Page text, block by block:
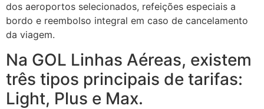
dos aeroportos selecionados, refeições especiais a
bordo e reembolso integral em caso de cancelamento
da viagem.
Na GOL Linhas Aéreas, existem
três tipos principais de tarifas:
Light, Plus e Max.